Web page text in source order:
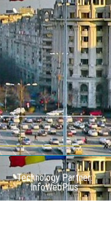
Technology Partner:
InfoWebPlus